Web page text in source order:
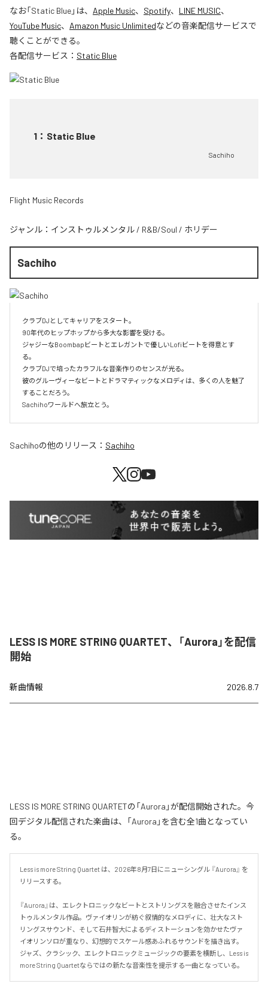
なお「Static Blue」は、 Apple Music、 Spotify、 LINE MUSIC、
YouTube Music、 Amazon Music Unlimitedなどの音楽配信サービスで
聴くことができる。
各配信サービス： Static Blue
1 ： Static Blue
Sachiho
Flight Music Records
ジャンル： インストゥルメンタル / R&B/Soul / ホリデー
Sachiho
クラブDJとしてキャリアをスタート。
90年代のヒップホップから多大な影響を受ける。
ジャジーなBoombapビートとエレガントで優しいLofiビートを得意とす
る。
クラブDJで培ったカラフルな音楽作りのセンスが光る。
彼のグルーヴィーなビートとドラマティックなメロディは、多くの人を魅了
することだろう。
Sachihoワールドへ旅立とう。
Sachihoの他のリリース： Sachiho
LESS IS MORE STRING QUARTET、「Aurora」を配信
開始
新曲情報 2026.8.7
LESS IS MORE STRING QUARTETの「Aurora」が配信開始された。今
回デジタル配信された楽曲は、「Aurora」を含む全1曲となってい
る。
Less is more String Quartet は、2026年8月7日にニューシングル 『Aurora』 を
リリースする。
『Aurora』は、エレクトロニックなビートとストリングスを融合させたインス
トゥルメンタル作品。ヴァイオリンが紡ぐ叙情的なメロディに、壮大なスト
リングスサウンド、そして石井智大によるディストーションを効かせたヴァ
イオリンソロが重なり、幻想的でスケール感あふれるサウンドを描き出す。
ジャズ、クラシック、エレクトロニックミュージックの要素を横断し、Less is
more String Quartetならではの新たな音楽性を提示する一曲となっている。